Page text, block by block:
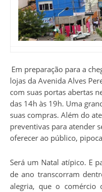
Em preparação para a
lojas da Avenida Alves
com suas portas abertas
das 14h às 19h. Uma
suas compras. Além do
preventivas para atender
oferecer ao público,
Será um Natal atípico. E
de ano transcorram
alegria, que o comércio